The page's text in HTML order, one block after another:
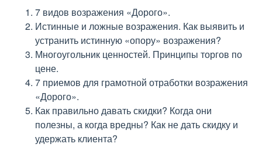
7 видов возражения «Дорого».
Истинные и ложные возражения. Как выявить и
устранить истинную «опору» возражения?
Многоугольник ценностей. Принципы торгов по
цене.
7 приемов для грамотной отработки возражения
«Дорого».
Как правильно давать скидки? Когда они
полезны, а когда вредны? Как не дать скидку и
удержать клиента?